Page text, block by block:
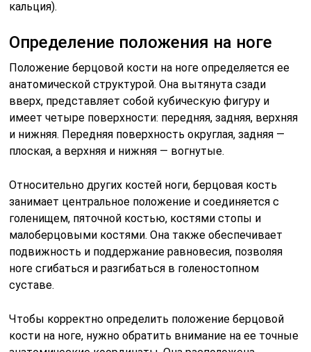
кальция).
Определение положения на ноге
Положение берцовой кости на ноге определяется ее
анатомической структурой. Она вытянута сзади
вверх, представляет собой кубическую фигуру и
имеет четыре поверхности: передняя, задняя, верхняя
и нижняя. Передняя поверхность округлая, задняя —
плоская, а верхняя и нижняя — вогнутые.
Относительно других костей ноги, берцовая кость
занимает центральное положение и соединяется с
голенищем, пяточной костью, костями стопы и
малоберцовыми костями. Она также обеспечивает
подвижность и поддержание равновесия, позволяя
ноге сгибаться и разгибаться в голеностопном
суставе.
Чтобы корректно определить положение берцовой
кости на ноге, нужно обратить внимание на ее точные